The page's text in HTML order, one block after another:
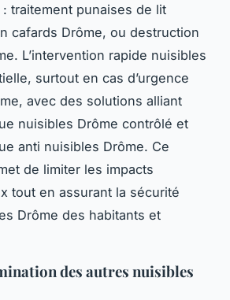
traitement punaises de lit
cafards Drôme, ou destruction
L’intervention rapide nuisibles
surtout en cas d’urgence
avec des solutions alliant
nuisibles Drôme contrôlé et
anti nuisibles Drôme. Ce
de limiter les impacts
tout en assurant la sécurité
Drôme des habitants et
des autres nuisibles